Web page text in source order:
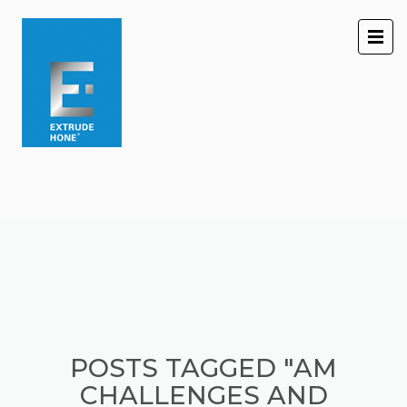
POSTS TAGGED "AM
CHALLENGES AND
访问我们的虚拟展馆。